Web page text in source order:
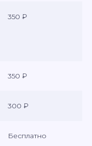
350 ₽
350 ₽
300 ₽
Бесплатно